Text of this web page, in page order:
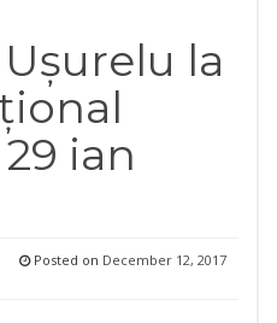
la
ian
Posted on December 12, 2017